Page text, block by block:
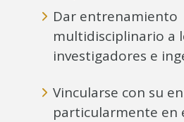
Dar entrenamiento
multidisciplinario a
investigadores e
Vincularse con su
particularmente en